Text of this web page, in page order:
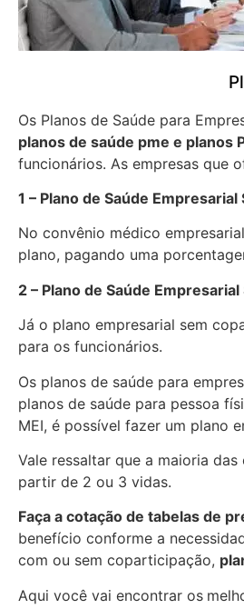
Os Planos de Saúde para
planos de saúde pme e planos
funcionários. As empresas que
1 – Plano de Saúde
No convênio médico
plano, pagando uma
2 – Plano de Saúde
Já o plano empresarial sem
para os funcionários.
Os planos de saúde para
planos de saúde para pessoa
MEI, é possível fazer um plano
Vale ressaltar que a maioria
partir de 2 ou 3 vidas.
Faça a cotação de tabelas de
benefício conforme a
com ou sem coparticipação,
Aqui você vai encontrar os